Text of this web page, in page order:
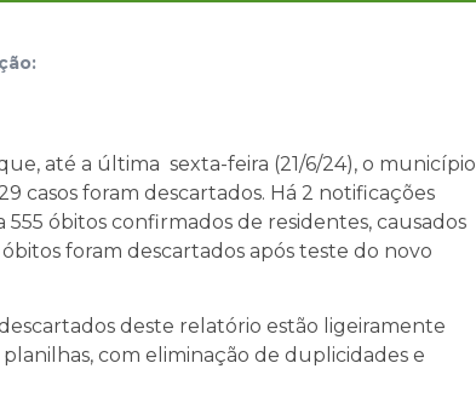
até a última sexta-feira (21/6/24), o município
casos foram descartados. Há 2 notificações
óbitos confirmados de residentes, causados
foram descartados após teste do novo
deste relatório estão ligeiramente
com eliminação de duplicidades e